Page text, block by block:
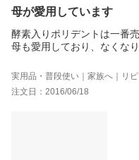
母が愛用しています
酵素入りポリデントは一番
母も愛用しており、なくな
実用品・普段使い｜家族へ｜リピ
注文日：2016/06/18